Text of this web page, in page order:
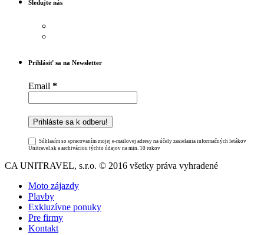
Sledujte nás
Prihlásiť sa na Newsletter
Email *
Súhlasím so spracovaním mojej e-mailovej adresy na účely zasielania informačných letákov
Unitravel.sk a archiváciou týchto údajov na min. 10 rokov
CA UNITRAVEL, s.r.o. © 2016 všetky práva vyhradené
Moto zájazdy
Plavby
Exkluzívne ponuky
Pre firmy
Kontakt